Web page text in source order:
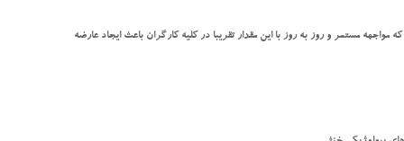
ساعت کار روزانه و 40 ساعت کار در هفته به طوری که مواجهه مستمر و روز به روز با این مقدار تقریبا در کلیه کارگران باعث ایجاد عارضه